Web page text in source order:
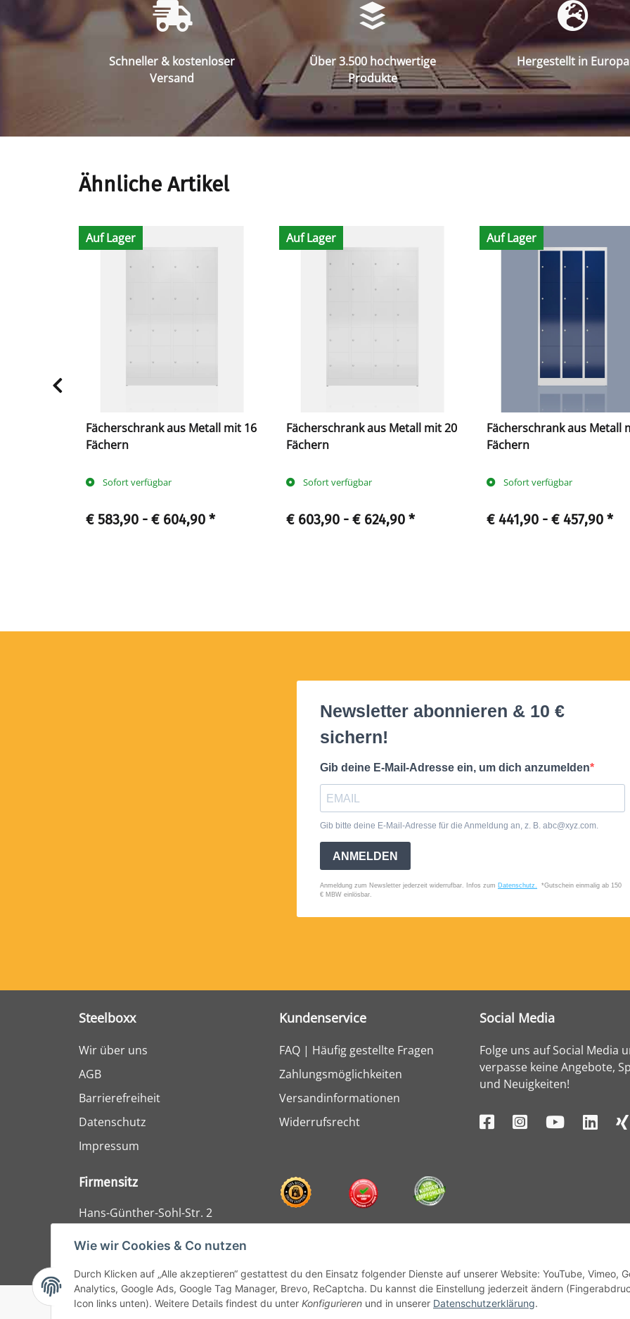
Wie wir Cookies & Co nutzen
Durch Klicken auf „Alle akzeptieren“ gestattest du den Einsatz folgender Dienste auf unserer Website: YouTube, Vimeo,
Analytics, Google Ads, Google Tag Manager, Brevo, ReCaptcha. Du kannst die Einstellung jederzeit ändern
Icon links unten). Weitere Details findest du unter Konfigurieren und in unserer Datenschutzerklärung.
Schneller & kostenloser
Versand
Über 3.500 hochwertige
Produkte
Hergestellt in Europa
Ähnliche Artikel
Auf Lager
Fächerschrank aus Metall mit 16
Fächern
Sofort verfügbar
€ 583,90 - € 604,90 *
Auf Lager
Fächerschrank aus Metall mit 20
Fächern
Sofort verfügbar
€ 603,90 - € 624,90 *
Auf Lager
Fächerschrank aus Metall
Fächern
Sofort verfügbar
€ 441,90 - € 457,90 *
Steelboxx
Wir über uns
AGB
Barrierefreiheit
Datenschutz
Impressum
Kundenservice
FAQ | Häufig gestellte Fragen
Zahlungsmöglichkeiten
Versandinformationen
Widerrufsrecht
Social Media
Folge uns auf Social Media
verpasse keine Angebote,
und Neuigkeiten!
Firmensitz
Hans-Günther-Sohl-Str. 2
© 1964 - 2026 Lüllmann GmbH